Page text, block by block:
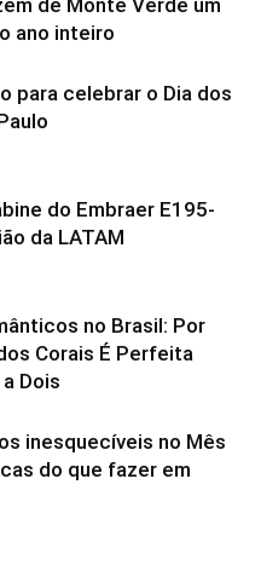
ano inteiro
para celebrar o Dia dos
do Embraer E195-
da LATAM
no Brasil: Por
Corais É Perfeita
Dois
inesquecíveis no Mês
do que fazer em